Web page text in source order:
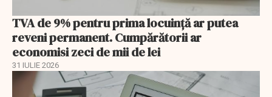
TVA de 9% pentru prima locuință ar putea
reveni permanent. Cumpărătorii ar
economisi zeci de mii de lei
31 IULIE 2026